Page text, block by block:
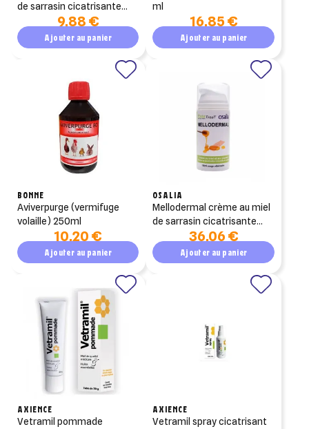
de sarrasin cicatrisante
9,88 €
Ajouter au panier
ml
16,85 €
Ajouter au panier
BONNE
aviverpurge (vermifuge
volaille) 250ml
10,20 €
Ajouter au panier
OSALIA
mellodermal crème au miel
de sarrasin cicatrisante
36,06 €
Ajouter au panier
AXIENCE
vetramil pommade
AXIENCE
vetramil spray cicatrisant